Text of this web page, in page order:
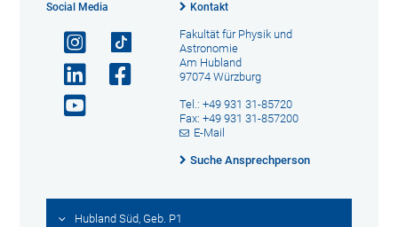
Social Media Kontakt
Fakultät für Physik und
Astronomie
Am Hubland
97074 Würzburg
Tel.: +49 931 31-85720
Fax: +49 931 31-857200
E-Mail
Suche Ansprechperson
Hubland Süd, Geb. P1